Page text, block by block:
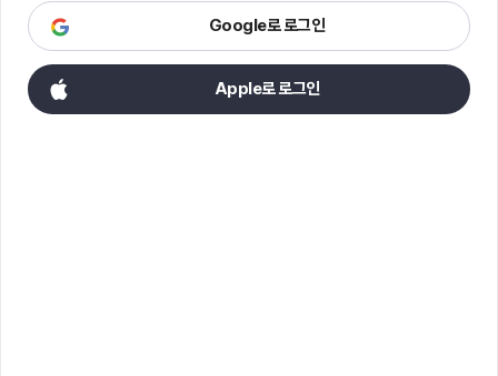
Google로 로그인
Apple로 로그인